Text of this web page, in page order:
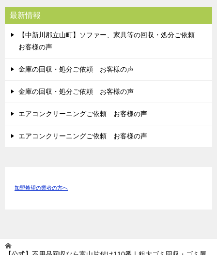
最新情報
【中新川郡立山町】ソファー、家具等の回収・処分ご依頼
お客様の声
金庫の回収・処分ご依頼 お客様の声
金庫の回収・処分ご依頼 お客様の声
エアコンクリーニングご依頼 お客様の声
エアコンクリーニングご依頼 お客様の声
加盟希望の業者の方へ